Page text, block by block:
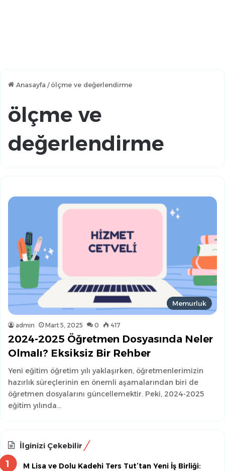
Anasayfa / ölçme ve değerlendirme
ölçme ve
değerlendirme
Memurluk
admin Mart 5, 2025 0 417
2024-2025 Öğretmen Dosyasında Neler
Olmalı? Eksiksiz Bir Rehber
Yeni eğitim öğretim yılı yaklaşırken, öğretmenlerimizin
hazırlık süreçlerinin en önemli aşamalarından biri de
öğretmen dosyalarını güncellemektir. Peki, 2024-2025
eğitim yılında…
İlginizi Çekebilir
M Lisa ve Dolu Kadehi Ters Tut’tan Yeni İş Birliği: